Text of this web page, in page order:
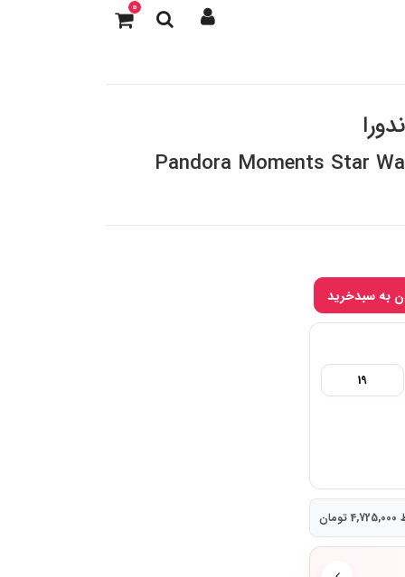
0
Pandora Moments Star
19